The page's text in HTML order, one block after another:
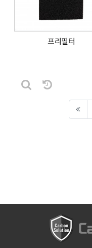
프리필터
Total / 1 Page
게시판 검색
날짜순 정렬